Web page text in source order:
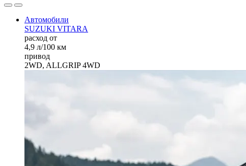
Автомобили
SUZUKI VITARA
расход от
4,9 л/100 км
привод
2WD, ALLGRIP 4WD